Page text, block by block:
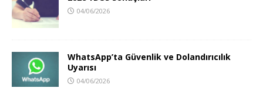
04/06/2026
WhatsApp’ta Güvenlik ve Dolandırıcılık
Uyarısı
04/06/2026